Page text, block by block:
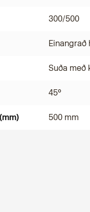
300/500
Einangrað
Suða með
45°
500 mm